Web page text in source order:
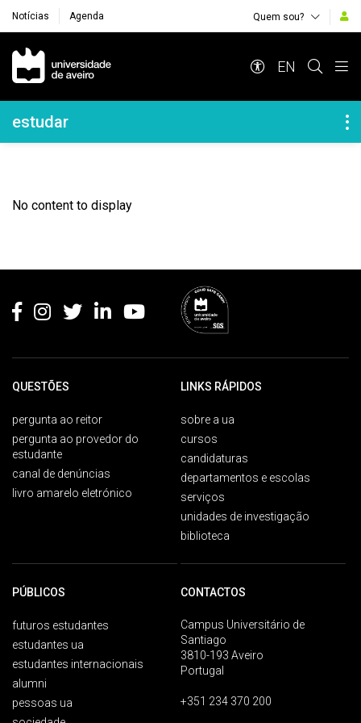
Notícias Agenda Quem sou?
Navegação Principal
EN
Navegação Lateral
estudar
No content to display
QUESTÕES
pergunta ao reitor
pergunta ao provedor do
estudante
canal de denúncias
livro amarelo eletrónico
LINKS RÁPIDOS
sobre a ua
cursos
candidaturas
departamentos e escolas
serviços
unidades de investigação
biblioteca
PÚBLICOS
futuros estudantes
estudantes ua
estudantes internacionais
alumni
pessoas ua
CONTACTOS
Campus Universitário de
Santiago
3810-193 Aveiro
Portugal
+351 234 370 200